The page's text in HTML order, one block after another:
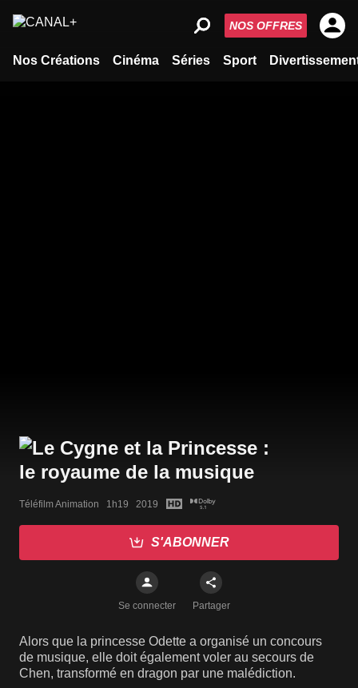
Nos Créations Cinéma Séries Sport
NOS OFFRES
Téléfilm Animation   1h19   2019
S'ABONNER
Se connecter Partager
Alors que la princesse Odette a organisé un concours
de musique, elle doit également voler au secours de
Chen, transformé en dragon par une malédiction.